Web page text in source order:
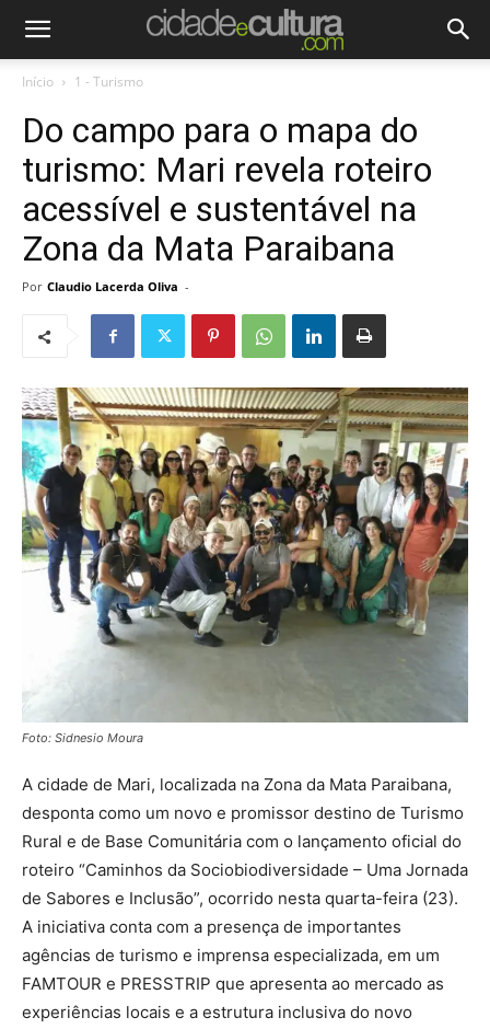
Início 1 - Turismo
Do campo para o mapa do
turismo: Mari revela roteiro
acessível e sustentável na
Zona da Mata Paraibana
Por Claudio Lacerda Oliva -
Foto: Sidnesio Moura
A cidade de Mari, localizada na Zona da Mata Paraibana,
desponta como um novo e promissor destino de Turismo
Rural e de Base Comunitária com o lançamento oficial do
roteiro “Caminhos da Sociobiodiversidade – Uma Jornada
de Sabores e Inclusão”, ocorrido nesta quarta-feira (23).
A iniciativa conta com a presença de importantes
agências de turismo e imprensa especializada, em um
FAMTOUR e PRESSTRIP que apresenta ao mercado as
experiências locais e a estrutura inclusiva do novo